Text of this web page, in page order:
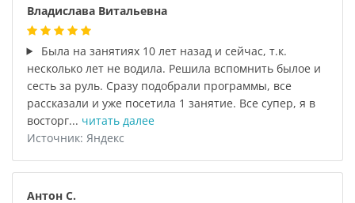
Владислава Витальевна
Была на занятиях 10 лет назад и сейчас, т.к.
несколько лет не водила. Решила вспомнить былое и
сесть за руль. Сразу подобрали программы, все
рассказали и уже посетила 1 занятие. Все супер, я в
восторг... читать далее
Источник: Яндекс
Антон С.